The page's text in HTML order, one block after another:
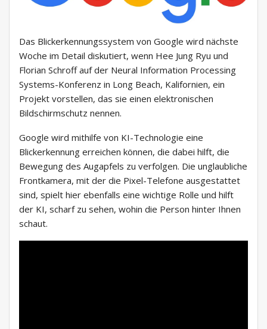
Das Blickerkennungssystem von Google wird nächste
Woche im Detail diskutiert, wenn Hee Jung Ryu und
Florian Schroff auf der Neural Information Processing
Systems-Konferenz in Long Beach, Kalifornien, ein
Projekt vorstellen, das sie einen elektronischen
Bildschirmschutz nennen.
Google wird mithilfe von KI-Technologie eine
Blickerkennung erreichen können, die dabei hilft, die
Bewegung des Augapfels zu verfolgen. Die unglaubliche
Frontkamera, mit der die Pixel-Telefone ausgestattet
sind, spielt hier ebenfalls eine wichtige Rolle und hilft
der KI, scharf zu sehen, wohin die Person hinter Ihnen
schaut.